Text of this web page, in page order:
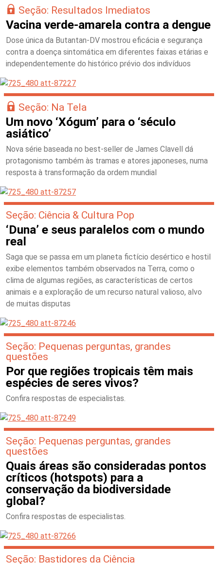
Seção: Resultados Imediatos
Vacina verde-amarela contra a dengue
Dose única da Butantan-DV mostrou eficácia e segurança
contra a doença sintomática em diferentes faixas etárias e
independentemente do histórico prévio dos indivíduos
Seção: Na Tela
Um novo ‘Xógum’ para o ‘século
asiático’
Nova série baseada no best-seller de James Clavell dá
protagonismo também às tramas e atores japoneses, numa
resposta à transformação da ordem mundial
Seção: Ciência & Cultura Pop
‘Duna’ e seus paralelos com o mundo
real
Saga que se passa em um planeta fictício desértico e hostil
exibe elementos também observados na Terra, como o
clima de algumas regiões, as características de certos
animais e a exploração de um recurso natural valioso, alvo
de muitas disputas
Seção: Pequenas perguntas, grandes
questões
Por que regiões tropicais têm mais
espécies de seres vivos?
Confira respostas de especialistas.
Seção: Pequenas perguntas, grandes
questões
Quais áreas são consideradas pontos
críticos (hotspots) para a
conservação da biodiversidade
global?
Confira respostas de especialistas.
Seção: Bastidores da Ciência